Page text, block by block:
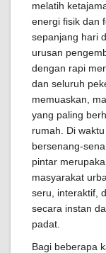
melatih
energi fisik dan
sepanjang hari
urusan
dengan rapi
dan seluruh
memuaskan,
yang paling
rumah. Di
bersenang-
pintar
masyarakat
seru, interaktif,
secara instan
padat.
Bagi beberapa